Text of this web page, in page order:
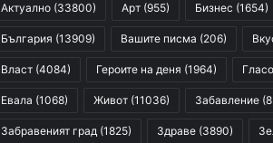
Актуално (33800) Арт (955) Бизнес (1654)
България (13909) Вашите писма (206)
Власт (4084) Героите на деня (1964)
Евала (1068) Живот (11036) Забавление
Забравеният град (1825) Здраве (3890)